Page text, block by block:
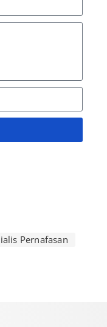
Pernafasan